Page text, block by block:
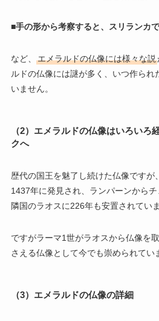
■手の形から考察すると、スリランカ
など、 エメラルドの仏像には様々な説
ルドの仏像には謎が多く、いつ作られ
いません。
（2）エメラルドの仏像はいろいろ
クへ
歴代の国王を魅了し続けた仏像ですが
1437年に発見され、ランパーンから
隣国のラオスに226年も安置されていま
ですがラーマ1世がラオスから仏像を
さえる仏像として今でも崇められてい
（3）エメラルドの仏像の詳細